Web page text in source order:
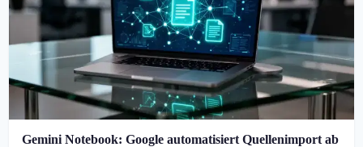
Gemini Notebook: Google automatisiert Quellenimport ab